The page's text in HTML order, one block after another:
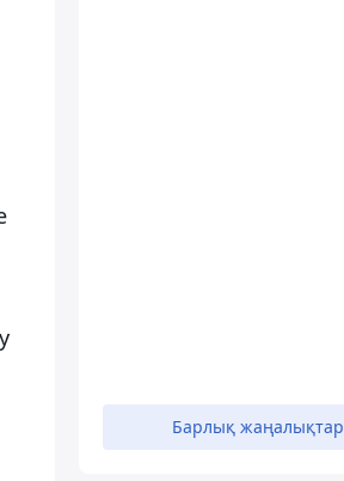
Барлық жаңалықтар